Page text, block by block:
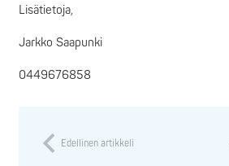
Lisätietoja,
Jarkko Saapunki
0449676858
Edellinen artikkeli